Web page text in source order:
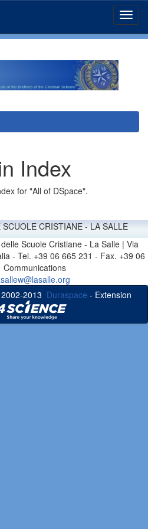
Index
for "All of DSpace".
CRISTIANE - LA SALLE
Scuole Cristiane - La Salle | Via
- Tel. +39 06 665 231 - Fax. +39 06
Communications
2013 Duraspace - Extension